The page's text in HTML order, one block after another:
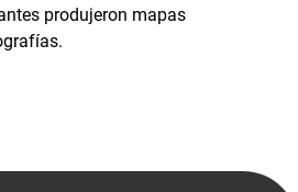
produjeron mapas